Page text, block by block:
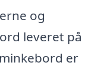
og
leveret på
er